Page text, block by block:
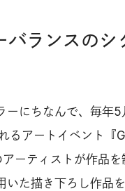
ランスのシ
ーにちなんで、毎年
るアートイベント『
ーティストが作品
いた描き下ろし作品